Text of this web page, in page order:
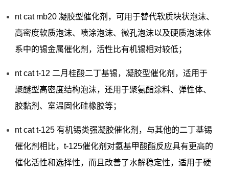
nt cat mb20 凝胶型催化剂，可用于替代软质块状泡沫、
高密度软质泡沫、喷涂泡沫、微孔泡沫以及硬质泡沫体
系中的锡金属催化剂，活性比有机锡相对较低；
nt cat t-12 二月桂酸二丁基锡，凝胶型催化剂，适用于
聚醚型高密度结构泡沫，还用于聚氨酯涂料、弹性体、
胶黏剂、室温固化硅橡胶等；
nt cat t-125 有机锡类强凝胶催化剂，与其他的二丁基锡
催化剂相比，t-125催化剂对氨基甲酸酯反应具有更高的
催化活性和选择性，而且改善了水解稳定性，适用于硬